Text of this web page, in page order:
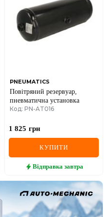
PNEUMATICS
Повітряний резервуар,
пневматична установка
Код: PN-AT016
1 825 грн
КУПИТИ
Відправка завтра